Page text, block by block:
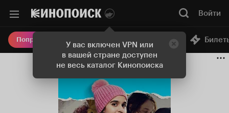
У вас включен VPN или
в вашей стране доступен
не весь каталог Кинопоиска
Войти
Попробовать Плюс Онлайн-кинотеатр